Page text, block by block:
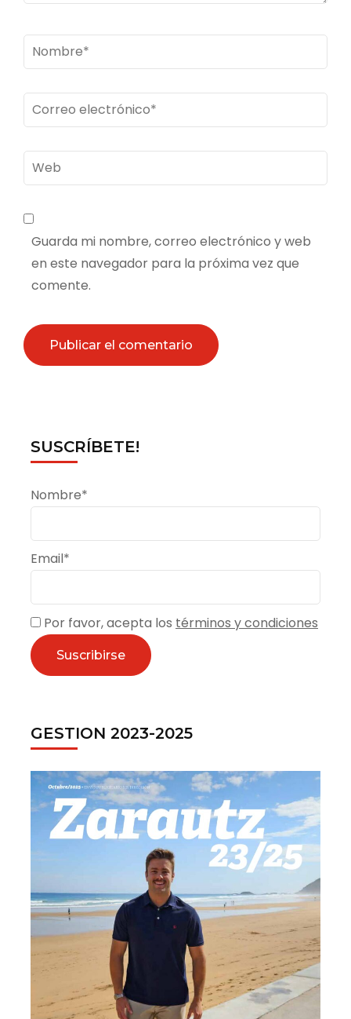
Nombre*
Correo
electrónico*
Web
Guarda mi nombre, correo electrónico y web
en este navegador para la próxima vez que
comente.
SUSCRÍBETE!
Nombre*
Email*
Por favor, acepta los términos y condiciones
GESTION 2023-2025